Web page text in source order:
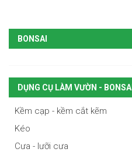
BONSAI
DỤNG CỤ LÀM VƯỜN - BONSAI
Kềm cạp - kềm cắt kẽm
Kéo
Cưa - lưỡi cưa